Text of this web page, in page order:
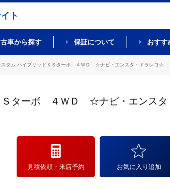
ト
車から探す 保証について おすす
スタム ハイブリッドＸＳターボ ４ＷＤ ☆ナビ・エンスタ・ドラレコ☆
Ｓターボ ４ＷＤ ☆ナビ・エンスタ
見積依頼・来店予約 お気に入り追加